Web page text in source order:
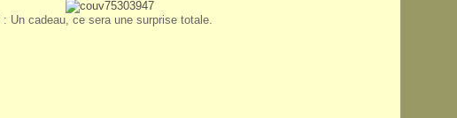
: Un cadeau, ce sera une surprise totale.